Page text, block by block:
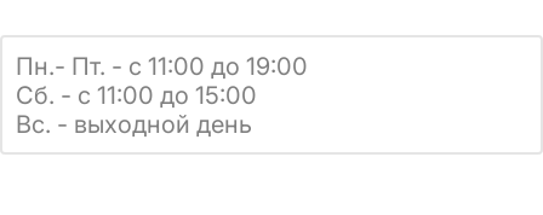
Пн.- Пт. - с 11:00 до 19:00
Сб. - с 11:00 до 15:00
Вс. - выходной день